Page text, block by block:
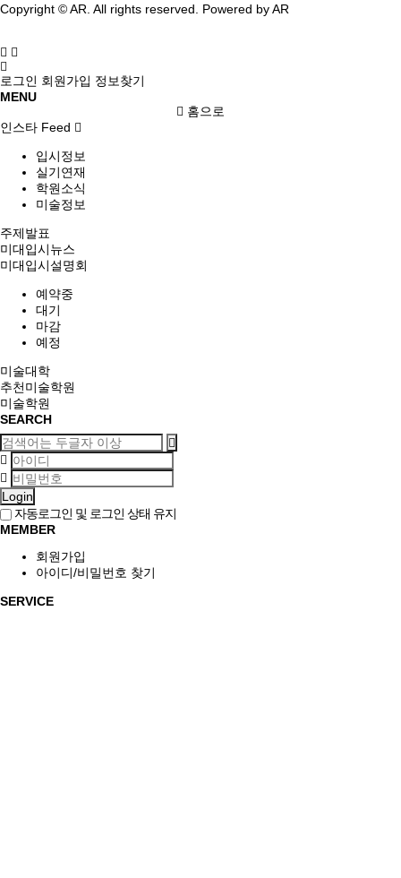
Copyright © AR. All rights reserved. Powered by AR
로그인 회원가입 정보찾기
MENU
홈으로
인스타 Feed
입시정보
실기연재
학원소식
미술정보
주제발표
미대입시뉴스
미대입시설명회
예약중
대기
마감
예정
미술대학
추천미술학원
미술학원
SEARCH
Login
자동로그인 및 로그인 상태 유지
MEMBER
회원가입
아이디/비밀번호 찾기
SERVICE